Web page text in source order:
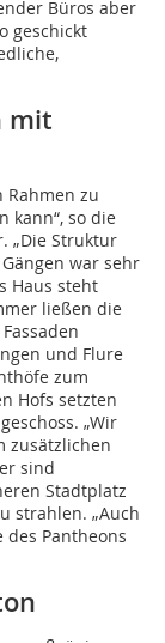
Büros aber
geschickt
mit
Rahmen zu
kann“, so die
„Die Struktur
war sehr
Haus steht
ließen die
und Flure
zum
Hofs setzten
„Wir
zusätzlichen
sind
Stadtplatz
strahlen. „Auch
Pantheons